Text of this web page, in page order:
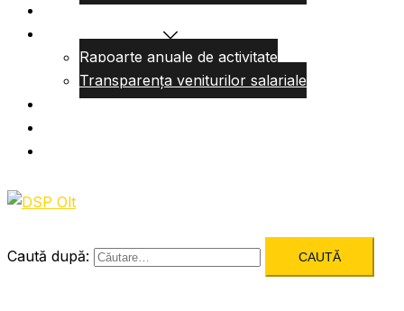
Centre de permanenta
Rapoarte anuale de activitate
Transparența veniturilor salariale
Informatii utile
Caută după: